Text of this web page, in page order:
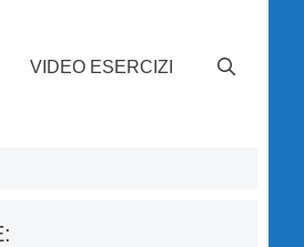
VIDEO ESERCIZI